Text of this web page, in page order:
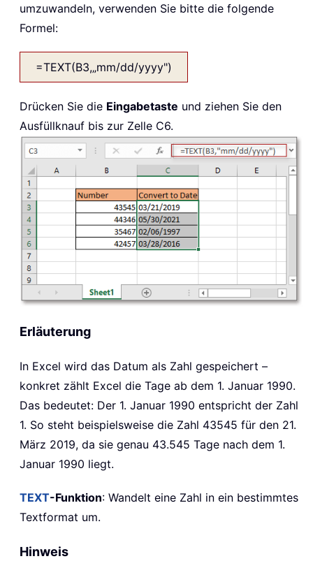
umzuwandeln, verwenden Sie bitte die folgende
Formel:
=TEXT(B3,„mm/dd/yyyy")
Drücken Sie die Eingabetaste und ziehen Sie den
Ausfüllknauf bis zur Zelle C6.
Erläuterung
In Excel wird das Datum als Zahl gespeichert –
konkret zählt Excel die Tage ab dem 1. Januar 1990.
Das bedeutet: Der 1. Januar 1990 entspricht der Zahl
1. So steht beispielsweise die Zahl 43545 für den 21.
März 2019, da sie genau 43.545 Tage nach dem 1.
Januar 1990 liegt.
TEXT-Funktion: Wandelt eine Zahl in ein bestimmtes
Textformat um.
Hinweis